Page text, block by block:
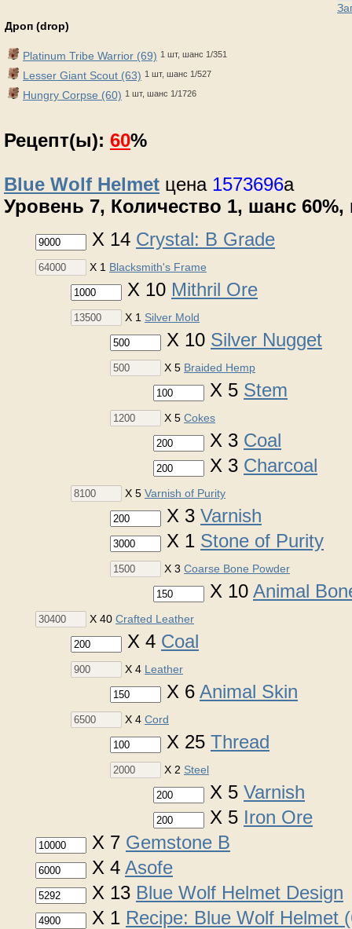
Дроп (drop)
Platinum Tribe Warrior (69) 1 шт, шанс 1/351
Lesser Giant Scout (63) 1 шт, шанс 1/527
Hungry Corpse (60) 1 шт, шанс 1/1726
Рецепт(ы): 60%
Blue Wolf Helmet цена 1573696a
Уровень 7, Количество 1, шанс 60%,
X 14 Crystal: B Grade
X 1 Blacksmith's Frame
X 10 Mithril Ore
X 1 Silver Mold
X 10 Silver Nugget
X 5 Braided Hemp
X 5 Stem
X 5 Cokes
X 3 Coal
X 3 Charcoal
X 5 Varnish of Purity
X 3 Varnish
X 1 Stone of Purity
X 3 Coarse Bone Powder
X 10 Animal
X 40 Crafted Leather
X 4 Coal
X 4 Leather
X 6 Animal Skin
X 4 Cord
X 25 Thread
X 2 Steel
X 5 Varnish
X 5 Iron Ore
X 7 Gemstone B
X 4 Asofe
X 13 Blue Wolf Helmet Design
X 1 Recipe: Blue Wolf Helmet